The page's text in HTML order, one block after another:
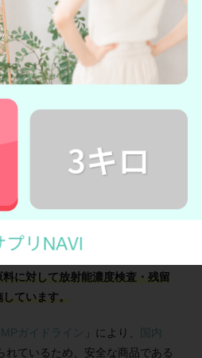
ママリズム
を見てみる
→ベルタママリズム公式サイトへ
後に必要な9種類の栄養素をまとめ
れており、授乳期の葉酸摂取量を
きます。
めに、
料に対して放射能濃度検査・残留
ています。
ガイドライン 」により、
国内
れているため、安全な商品である